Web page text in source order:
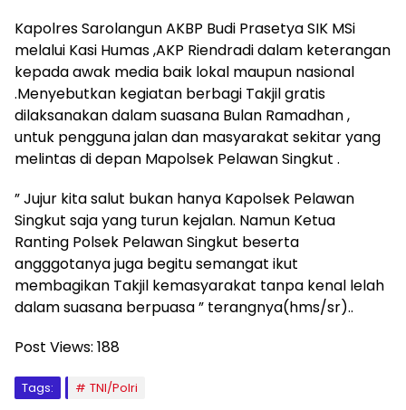
Kapolres Sarolangun AKBP Budi Prasetya SIK MSi
melalui Kasi Humas ,AKP Riendradi dalam keterangan
kepada awak media baik lokal maupun nasional
.Menyebutkan kegiatan berbagi Takjil gratis
dilaksanakan dalam suasana Bulan Ramadhan ,
untuk pengguna jalan dan masyarakat sekitar yang
melintas di depan Mapolsek Pelawan Singkut .
” Jujur kita salut bukan hanya Kapolsek Pelawan
Singkut saja yang turun kejalan. Namun Ketua
Ranting Polsek Pelawan Singkut beserta
angggotanya juga begitu semangat ikut
membagikan Takjil kemasyarakat tanpa kenal lelah
dalam suasana berpuasa ” terangnya(hms/sr)..
Post Views: 188
Tags: TNI/Polri